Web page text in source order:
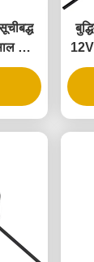
की
के साथ